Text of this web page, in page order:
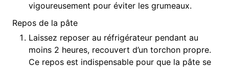
vigoureusement pour éviter les grumeaux.
Repos de la pâte
Laissez reposer au réfrigérateur pendant au
moins 2 heures, recouvert d’un torchon propre.
Ce repos est indispensable pour que la pâte se